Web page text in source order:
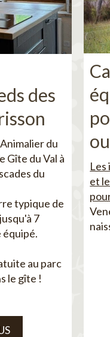
des
du
Gîte du Val à
du
typique de
7
équipé.
au parc
le gîte !
Les
et